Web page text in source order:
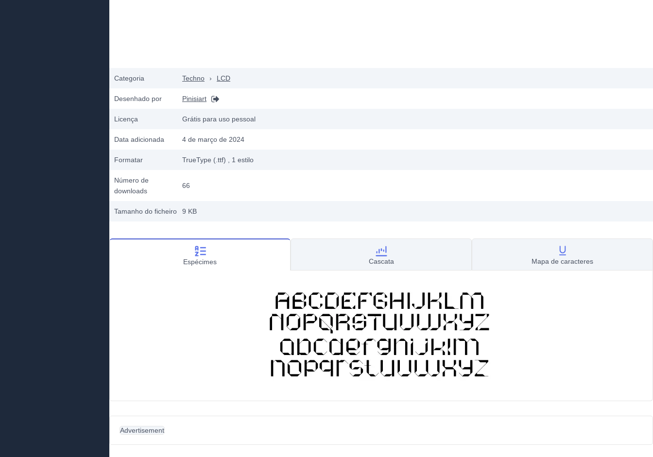
Categoria Techno › LCD
Desenhado por Pinisiart
Licença Grátis para uso pessoal
Data adicionada 4 de março de 2024
Formatar TrueType (.ttf) , 1 estilo
Número de
downloads
66
Tamanho do ficheiro 9 KB
Espécimes Cascata Mapa de caracteres
Advertisement